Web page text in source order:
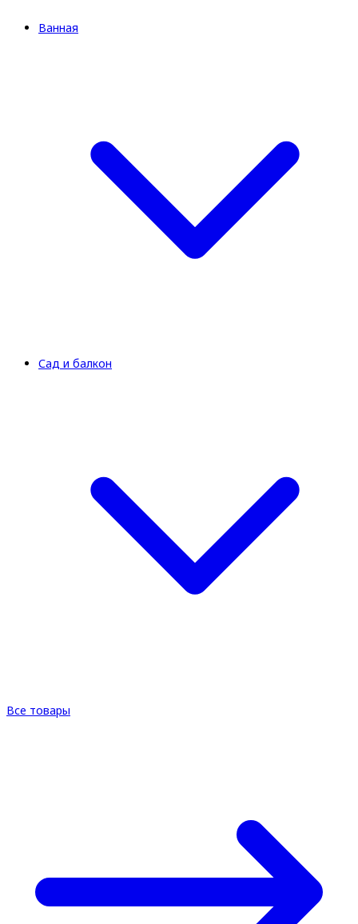
Ванная
Сад и балкон
Все товары